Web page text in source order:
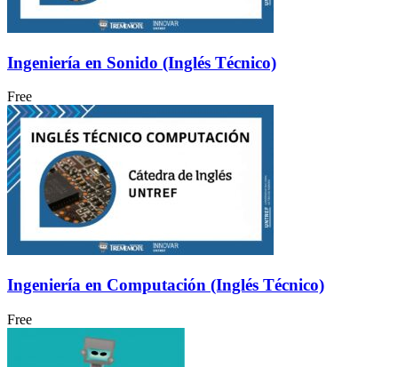
Ingeniería en Sonido (Inglés Técnico)
Free
Ingeniería en Computación (Inglés Técnico)
Free